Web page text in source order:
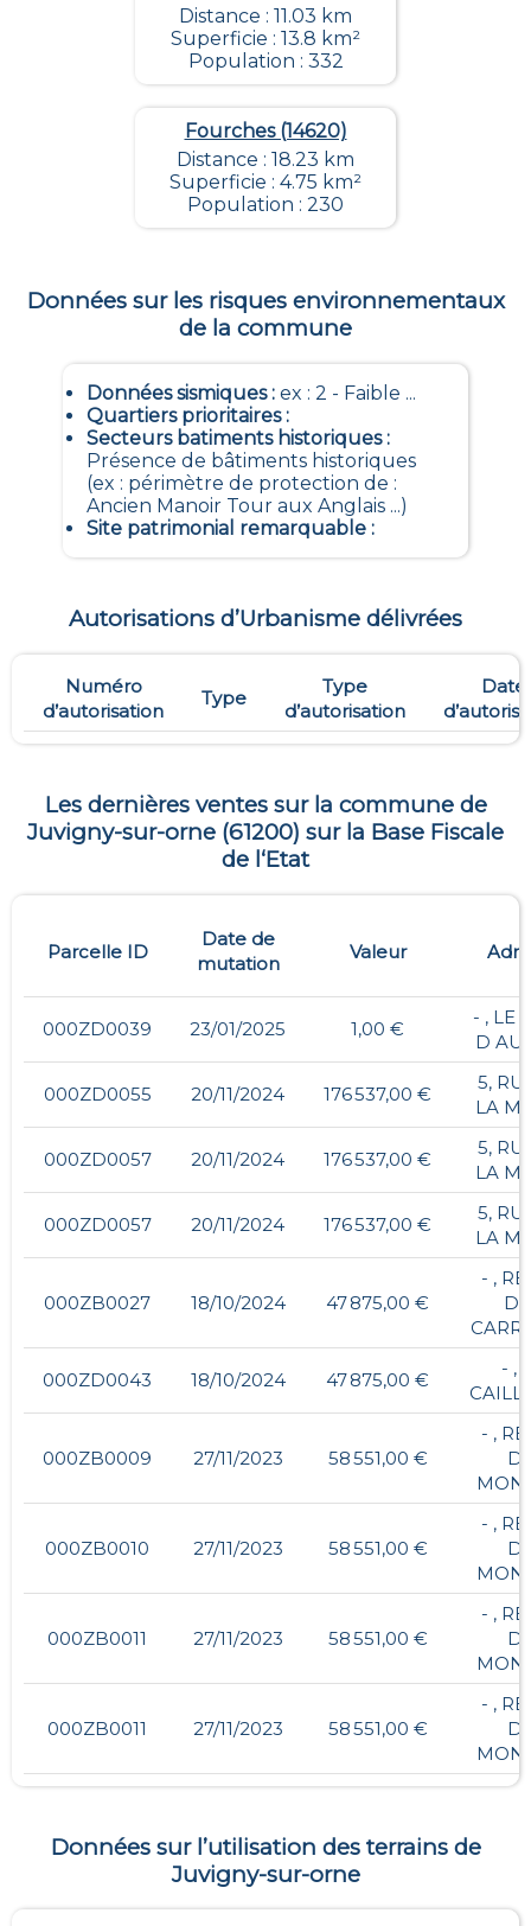
Distance : 11.03 km
Superficie : 13.8 km²
Population : 332
Fourches (14620)
Distance : 18.23 km
Superficie : 4.75 km²
Population : 230
Données sur les risques environnementaux
de la commune
Données sismiques: ex : 2 - Faible ...
Quartiers prioritaires:
Secteurs batiments historiques:
Présence de bâtiments historiques
(ex : périmètre de protection de :
Ancien Manoir Tour aux Anglais ...)
Site patrimonial remarquable:
Autorisations d’Urbanisme délivrées
Numéro
d’autorisation
Type
Type
d’autorisation
Date
Les dernières ventes sur la commune de
Juvigny-sur-orne (61200) sur la Base Fiscale
de l‘Etat
Parcelle ID
Date de
mutation
Valeur
000ZD0039 23/01/2025 1,00 €
- , LE
D
000ZD0055 20/11/2024 176 537,00 €
5,
LA
000ZD0057 20/11/2024 176 537,00 €
5,
LA
000ZD0057 20/11/2024 176 537,00 €
5,
LA
000ZB0027 18/10/2024 47 875,00 €
- ,
000ZD0043 18/10/2024 47 875,00 €
- ,
000ZB0009 27/11/2023 58 551,00 €
- ,
000ZB0010 27/11/2023 58 551,00 €
- ,
000ZB0011 27/11/2023 58 551,00 €
- ,
000ZB0011 27/11/2023 58 551,00 €
- ,
Données sur l’utilisation des terrains de
Juvigny-sur-orne